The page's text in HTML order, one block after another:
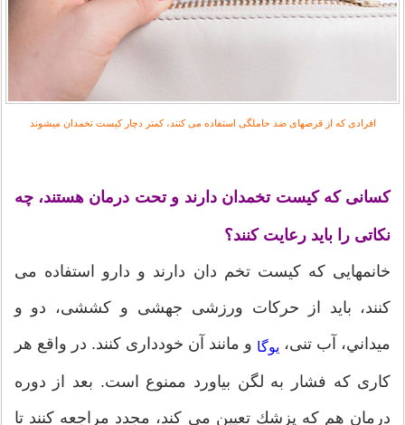
افرادی كه از قرصهای ضد حاملگی استفاده می كنند، كمتر دچار كیست تخمدان میشوند
كسانی كه كیست تخمدان دارند و تحت درمان هستند، چه
نكاتی را باید رعایت كنند؟
خانمهایی كه كیست تخم دان دارند و دارو استفاده می
كنند، باید از حركات ورزشی جهشی و كششی، دو و
ميداني، آب تنی، یوگا و مانند آن خودداری كنند. در واقع هر
كاری كه فشار به لگن بیاورد ممنوع است. بعد از دوره
درمان هم كه پزشك تعيين می كند، مجدد مراجعه كنند تا